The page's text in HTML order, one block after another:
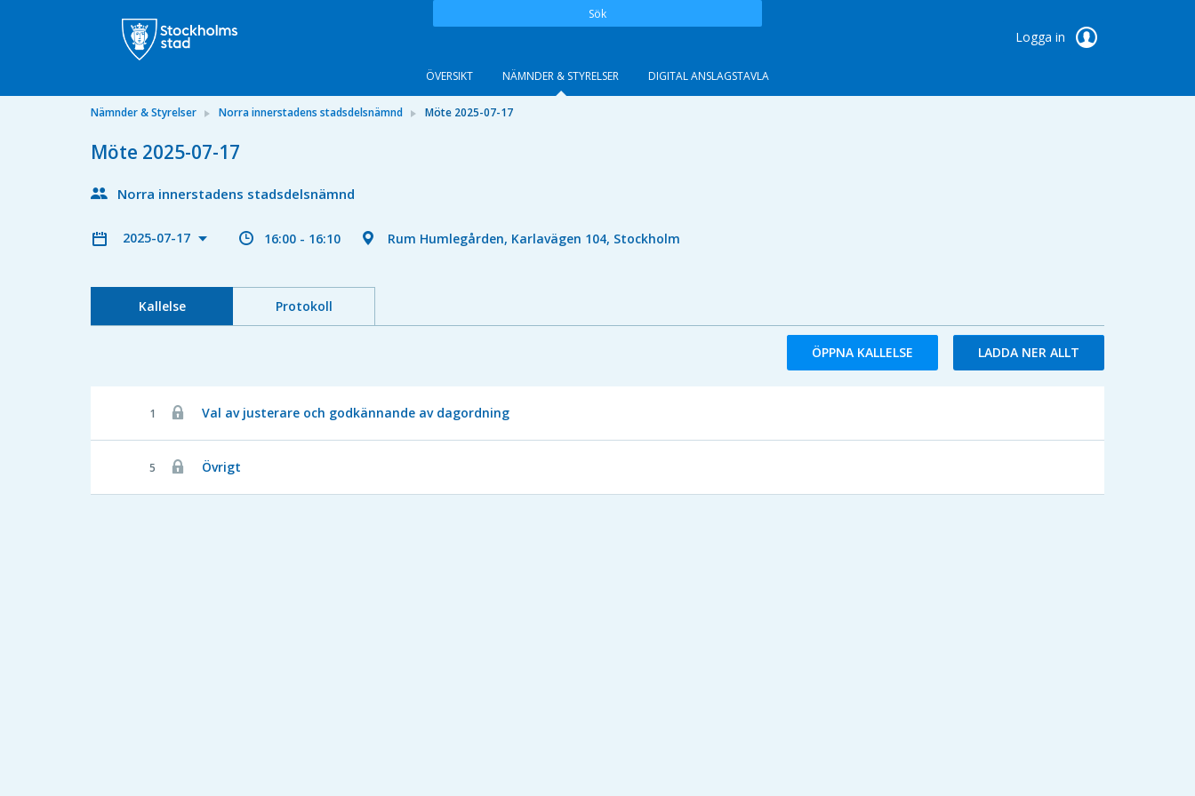
Sök
Logga in
ÖVERSIKT NÄMNDER & STYRELSER DIGITAL ANSLAGSTAVLA
Nämnder & Styrelser Norra innerstadens stadsdelsnämnd Möte 2025-07-17
Möte 2025-07-17
Norra innerstadens stadsdelsnämnd
2025-07-17 16:00 - 16:10 Rum Humlegården, Karlavägen 104, Stockholm
Kallelse Protokoll
ÖPPNA KALLELSE LADDA NER ALLT
1 Val av justerare och godkännande av dagordning
5 Övrigt